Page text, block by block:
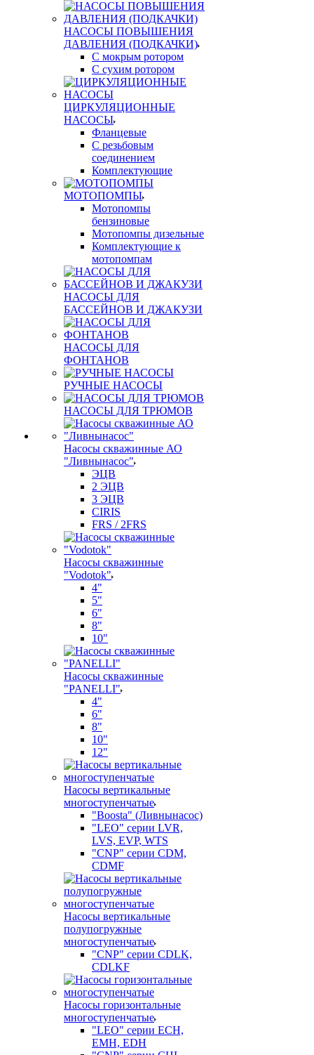
НАСОСЫ ПОВЫШЕНИЯ
ДАВЛЕНИЯ (ПОДКАЧКИ)
С мокрым ротором
С сухим ротором
ЦИРКУЛЯЦИОННЫЕ
НАСОСЫ
Фланцевые
С резьбовым
соединением
Комплектующие
МОТОПОМПЫ
Мотопомпы
бензиновые
Мотопомпы дизельные
Комплектующие к
мотопомпам
НАСОСЫ ДЛЯ
БАССЕЙНОВ И ДЖАКУЗИ
НАСОСЫ ДЛЯ
ФОНТАНОВ
РУЧНЫЕ НАСОСЫ
НАСОСЫ ДЛЯ ТРЮМОВ
Насосы скважинные АО
"Ливнынасос"
ЭЦВ
2 ЭЦВ
3 ЭЦВ
CIRIS
FRS / 2FRS
Насосы скважинные
"Vodotok"
4"
5"
6"
8"
10"
Насосы скважинные
"PANELLI"
4"
6"
8"
10"
12"
Насосы вертикальные
многоступенчатые
"Boosta" (Ливнынасос)
"LEO" серии LVR,
LVS, EVP, WTS
"CNP" серии CDM,
CDMF
Насосы вертикальные
полупогружные
многоступенчатые
"CNP" серии CDLK,
CDLKF
Насосы горизонтальные
многоступенчатые
"LEO" серии ECH,
EMH, EDH